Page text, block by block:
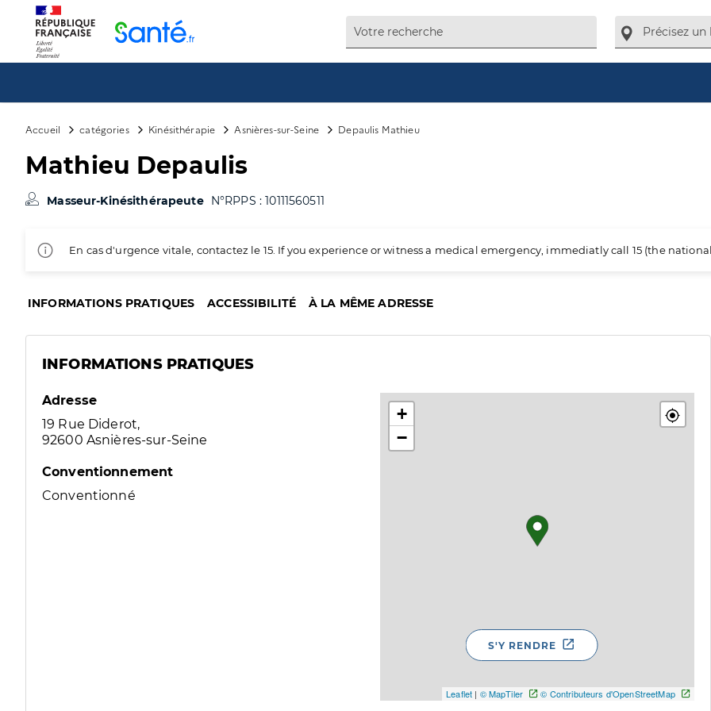
Accueil catégories Kinésithérapie Asnières-sur-Seine Depaulis Mathieu
Mathieu Depaulis
Masseur-Kinésithérapeute N°RPPS : 10111560511
En cas d'urgence vitale, contactez le 15. If you experience or witness a medical emergency, immediatly call 15 (the
INFORMATIONS PRATIQUES ACCESSIBILITÉ À LA MÊME ADRESSE
INFORMATIONS PRATIQUES
Adresse
19 Rue Diderot,
92600 Asnières-sur-Seine
Conventionnement
Conventionné
+
−
Leaflet | © MapTiler © Contributeurs d'OpenStreetMap
S'Y RENDRE
Panneau de gestion des cookies